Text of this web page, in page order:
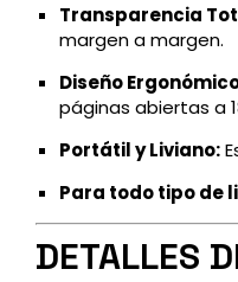
Transparencia
margen a margen.
Diseño
páginas abiertas a
Portátil y Liviano:
Para todo tipo de
DETALLES